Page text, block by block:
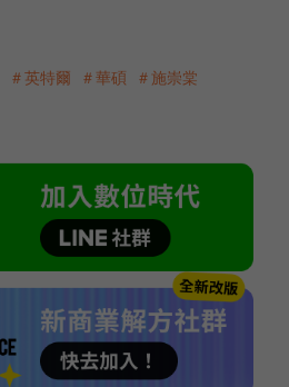
＃英特爾 ＃華碩 ＃施崇棠